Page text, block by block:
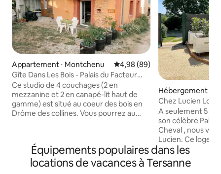
Appartement ⋅ Montchenu Évaluation moyenne sur la
4,98 (89)
Gîte Dans Les Bois - Palais du Facteur
Cheval
Ce studio de 4 couchages (2 en
mezzanine et 2 en canapé-lit haut de
gamme) est situé au coeur des bois en
Drôme des collines. Vous pourrez au
ponton de la piscine ou bien partir à la
découverte du fabuleux Palais du
Facteur Cheval ou de St Antoine
l’Abbaye ! Nous avons à coeur de fournir
Hébergement ⋅
Chez Lucien Logement 3 étoiles dans la
Drôme !
A seulement 5
son célèbre
Cheval , nous
Lucien. Ce logement cosy fraîchement
rénové , classé 3
vous permettra
et sa nature
Équipements populaires dans les
locations de vacances à Tersanne